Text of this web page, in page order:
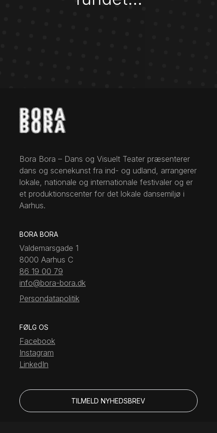
Bora Bora – Dans og Visuelt Teater præsenterer
dans og scenekunst fra ind- og udland, arrangerer
lokale, nationale og internationale festivaler og er
et produktionscenter for det lokale dansemiljø i
Aarhus.
BORA BORA
Valdemarsgade 1
8000 Aarhus C
86 19 00 79
info@bora-bora.dk
Persondatapolitik
FØLG OS
Facebook
Instagram
LinkedIn
TILMELD NYHEDSBREV